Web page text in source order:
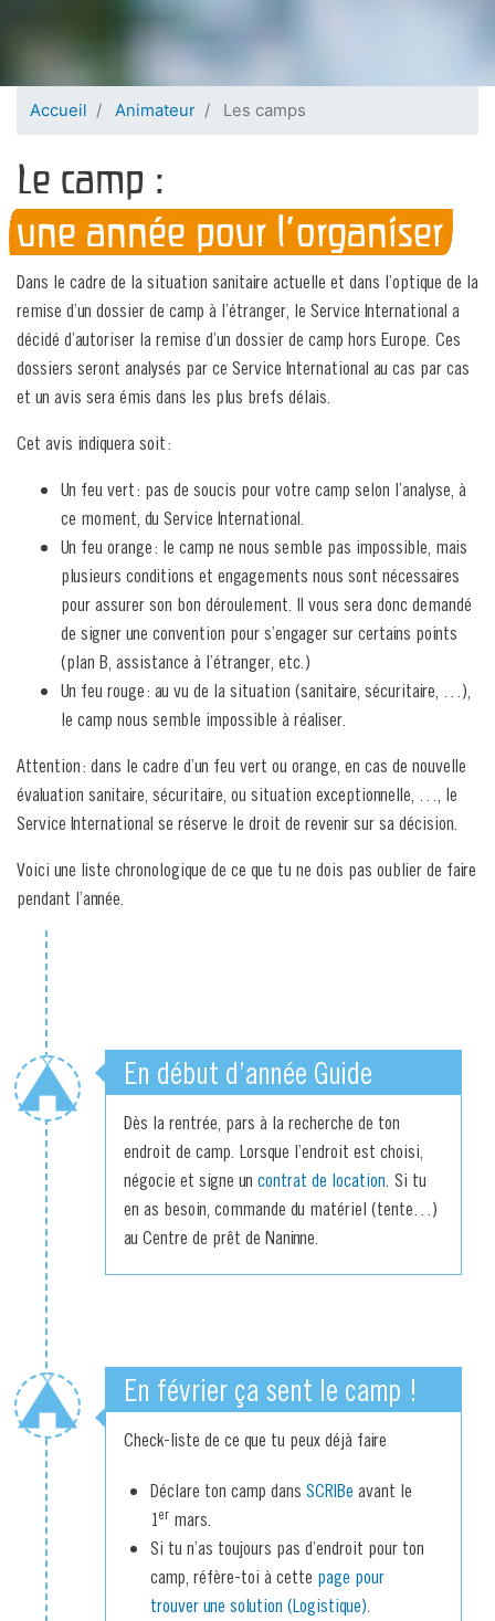
Accueil Animateur Les camps
Le camp :
une année pour l’organiser
Dans le cadre de la situation sanitaire actuelle et dans l’optique de la
remise d’un dossier de camp à l’étranger, le Service International a
décidé d’autoriser la remise d’un dossier de camp hors Europe. Ces
dossiers seront analysés par ce Service International au cas par cas
et un avis sera émis dans les plus brefs délais.
Cet avis indiquera soit :
Un feu vert : pas de soucis pour votre camp selon l’analyse, à
ce moment, du Service International.
Un feu orange : le camp ne nous semble pas impossible, mais
plusieurs conditions et engagements nous sont nécessaires
pour assurer son bon déroulement. Il vous sera donc demandé
de signer une convention pour s’engager sur certains points
(plan B, assistance à l’étranger, etc.)
Un feu rouge : au vu de la situation (sanitaire, sécuritaire, …),
le camp nous semble impossible à réaliser.
Attention : dans le cadre d’un feu vert ou orange, en cas de nouvelle
évaluation sanitaire, sécuritaire, ou situation exceptionnelle, …, le
Service International se réserve le droit de revenir sur sa décision.
Voici une liste chronologique de ce que tu ne dois pas oublier de faire
pendant l’année.
En début d’année Guide
Dès la rentrée, pars à la recherche de ton
endroit de camp. Lorsque l’endroit est choisi,
négocie et signe un contrat de location. Si tu
en as besoin, commande du matériel (tente…)
au Centre de prêt de Naninne.
En février ça sent le camp !
Check-liste de ce que tu peux déjà faire
Déclare ton camp dans SCRIBe avant le
1ermars.
Si tu n’as toujours pas d’endroit pour ton
camp, réfère-toi à cette page pour
trouver une solution (Logistique).